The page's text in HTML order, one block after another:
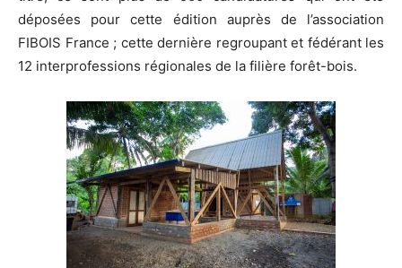
déposées pour cette édition auprès de l’association
FIBOIS France ; cette dernière regroupant et fédérant les
12 interprofessions régionales de la filière forêt-bois.